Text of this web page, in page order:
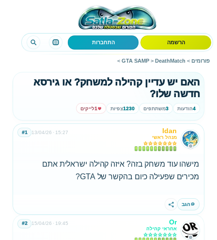
הרשמה התחברות
פורומים >
GTA SAMP > DeathMatch
>
האם יש עדיין קהילה למשחק? או גירסא
חדשה שלו?
4הודעות 3משתתפים 1230צפיות 1לייקים
Idan
מנהל ראשי
13/04/26 15:27
#1
מישהו עוד משחק בזה? איזה קהילה ישראלית אתם
מכירים שפעילה כיום בהקשר של GTA?
הגב שתף
Or
אחראי קהילה
15/04/26 19:45
#2